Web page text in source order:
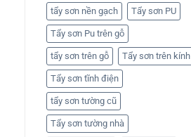
tẩy sơn nền gạch Tẩy sơn PU
Tẩy sơn Pu trên gỗ
tẩy sơn trên gỗ Tẩy sơn trên kính
Tẩy sơn tĩnh điện
tẩy sơn tường cũ
Tẩy sơn tường nhà